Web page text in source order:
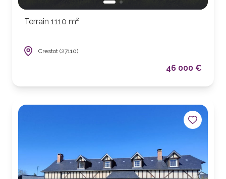
Terrain 1110 m²
Crestot (27110)
46 000 €